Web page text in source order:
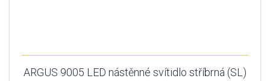
ARGUS 9005 LED nástěnné svítidlo stříbrná (SL)